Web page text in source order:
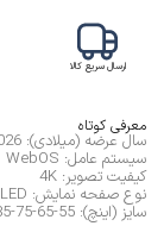
ارسال سریع کالا
معرفی کوتاه
سال عرضه (میلادی): 2026
سیستم عامل: WebOS
کیفیت تصویر: 4K
نوع صفحه نمایش: QNED Evo Edge MiniLED
سایز (اینچ): 55-65-75-85